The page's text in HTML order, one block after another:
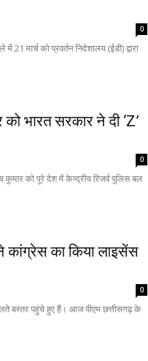
0
मार्च को प्रवर्तन निदेशालय (ईडी) द्वारा
भारत सरकार ने दी ‘Z’
0
को पूरे देश में केन्द्रीय रिजर्व पुलिस बल
का किया लाइसेंस
0
बस्तर पहुंचे हुए हैं। आज पीएम छत्तीसगढ़ के